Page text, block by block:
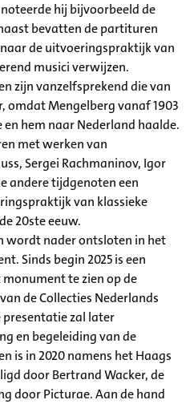
hij bijvoorbeeld de
bevatten de partituren
de uitvoeringspraktijk van
musici verwijzen.
zijn vanzelfsprekend die van
omdat Mengelberg vanaf 1903
hem naar Nederland haalde.
met werken van
Sergei Rachmaninov, Igor
andere tijdgenoten een
van klassieke
20ste eeuw.
wordt nader ontsloten in het
Sinds begin 2025 is een
te zien op de
de Collecties Nederlands
zal later
en begeleiding van de
is in 2020 namens het Haags
door Bertrand Wacker, de
door Picturae. Aan de hand